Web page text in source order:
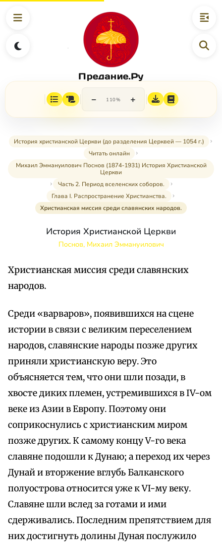
Предание.Ру
− 110% +
История христианской Церкви (до разделения Церквей — 1054 г.)
Читать онлайн
Михаил Эммануилович Поснов (1874-1931) История Христианской
Церкви
Часть 2. Период вселенских соборов.
Глава I. Распространение Христианства.
Христианская миссия среди славянских народов.
История Христианской Церкви
Поснов, Михаил Эммануилович
Христианская миссия среди славянских
народов.
Среди «варваров», появившихся на сцене
истории в связи с великим переселением
народов, славянские народы позже других
приняли христианскую веру. Это
объясняется тем, что они шли позади, в
хвосте диких племен, устремившихся в IV-ом
веке из Азии в Европу. Поэтому они
соприкоснулись с христианским миром
позже других. К самому концу V-го века
славяне подошли к Дунаю; а переход их через
Дунай и вторжение вглубь Балканского
полуострова относится уже к VI-му веку.
Славяне шли вслед за готами и ими
сдерживались. Последним препятствием для
них достигнуть долины Дуная послужило